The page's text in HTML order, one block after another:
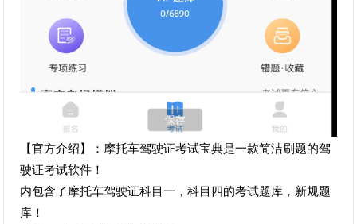
【官方介绍】：摩托车驾驶证考试宝典是一款简洁刷题的驾
驶证考试软件！
内包含了摩托车驾驶证科目一，科目四的考试题库，新规题
库！